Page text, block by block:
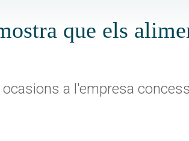
que els
a l'empresa